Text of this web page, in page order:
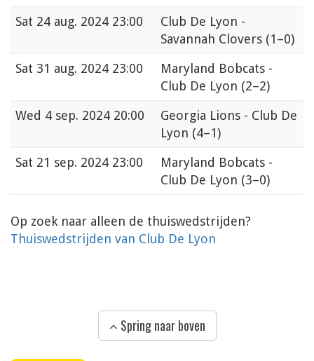
Sat 24 aug. 2024 23:00
Club De Lyon -
Savannah Clovers (1–0)
Sat 31 aug. 2024 23:00
Maryland Bobcats -
Club De Lyon (2–2)
Wed 4 sep. 2024 20:00
Georgia Lions - Club De
Lyon (4–1)
Sat 21 sep. 2024 23:00
Maryland Bobcats -
Club De Lyon (3–0)
Op zoek naar alleen de thuiswedstrijden?
Thuiswedstrijden van Club De Lyon
Spring naar boven